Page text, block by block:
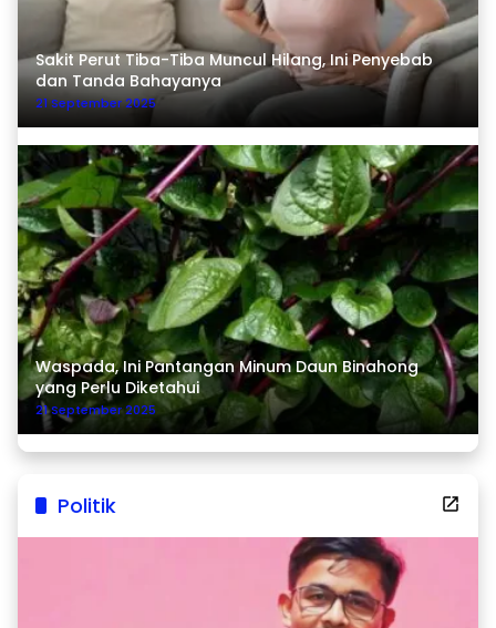
Sakit Perut Tiba-Tiba Muncul Hilang, Ini Penyebab
dan Tanda Bahayanya
21 September 2025
Waspada, Ini Pantangan Minum Daun Binahong
yang Perlu Diketahui
21 September 2025
Politik